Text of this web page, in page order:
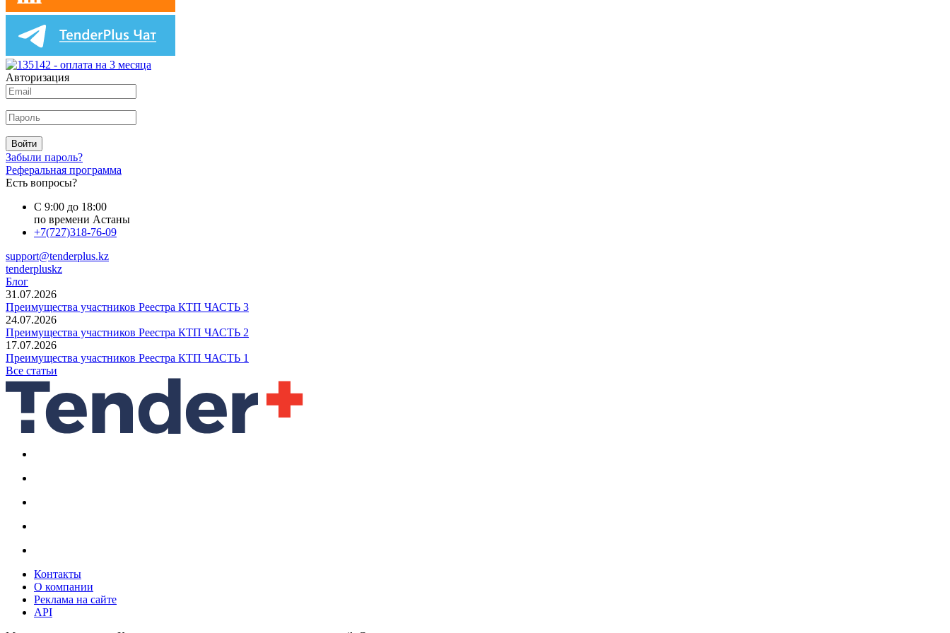
Авторизация
Войти
Забыли пароль?
Реферальная программа
Есть вопросы?
С 9:00 до 18:00
по времени Астаны
+7(727)318-76-09
support@tenderplus.kz
tenderpluskz
Блог
31.07.2026
Преимущества участников Реестра КТП ЧАСТЬ 3
24.07.2026
Преимущества участников Реестра КТП ЧАСТЬ 2
17.07.2026
Преимущества участников Реестра КТП ЧАСТЬ 1
Все статьи
Контакты
О компании
Реклама на сайте
API